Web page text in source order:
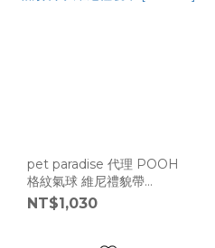
pet paradise 代理 POOH
格紋氣球 維尼禮貌帶
[M0438]
NT$1,030